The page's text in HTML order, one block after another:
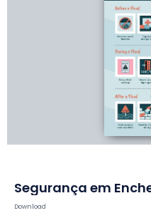
Segurança em
Download